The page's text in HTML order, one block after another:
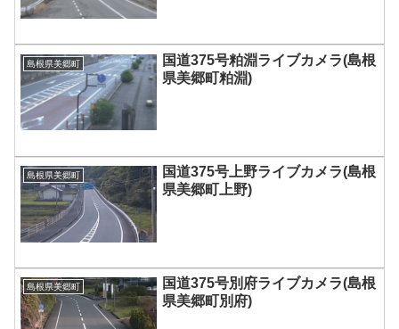
島根県美郷町
国道375号粕淵ライブカメラ(島根
県美郷町粕淵)
島根県美郷町
国道375号上野ライブカメラ(島根
県美郷町上野)
島根県美郷町
国道375号別府ライブカメラ(島根
県美郷町別府)